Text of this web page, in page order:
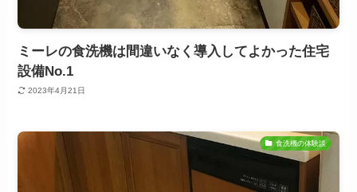
ミーレの食洗機は間違いなく導入してよかった住宅
設備No.1
2023年4月21日
食洗機の体験談